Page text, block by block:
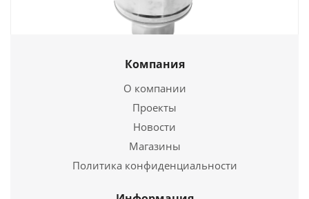
Переход Моно/Термо ПМТ-Р 430, 0,5/430, 0,5 d
930руб.
Подробнее
Компания
О компании
Проекты
Новости
Магазины
Политика конфиденциальности